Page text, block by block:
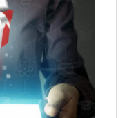
semestre de 2026
espacios de la